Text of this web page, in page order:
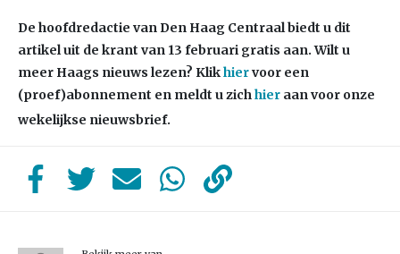
De hoofdredactie van Den Haag Centraal biedt u dit
artikel uit de krant van 13 februari gratis aan. Wilt u
meer Haags nieuws lezen? Klikhiervoor een
(proef)abonnement en meldt u zichhier aan voor onze
wekelijkse nieuwsbrief.